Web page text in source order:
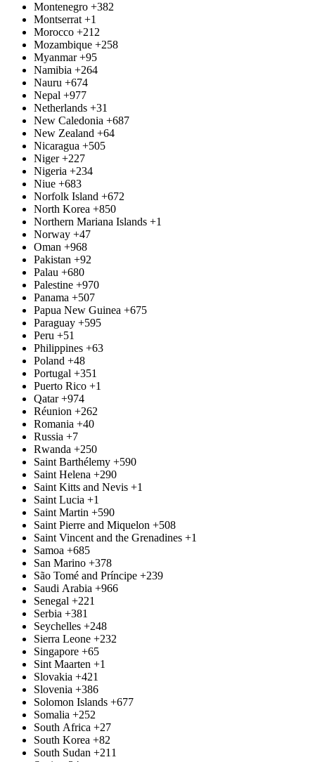
Montenegro +382
Montserrat +1
Morocco +212
Mozambique +258
Myanmar +95
Namibia +264
Nauru +674
Nepal +977
Netherlands +31
New Caledonia +687
New Zealand +64
Nicaragua +505
Niger +227
Nigeria +234
Niue +683
Norfolk Island +672
North Korea +850
Northern Mariana Islands +1
Norway +47
Oman +968
Pakistan +92
Palau +680
Palestine +970
Panama +507
Papua New Guinea +675
Paraguay +595
Peru +51
Philippines +63
Poland +48
Portugal +351
Puerto Rico +1
Qatar +974
Réunion +262
Romania +40
Russia +7
Rwanda +250
Saint Barthélemy +590
Saint Helena +290
Saint Kitts and Nevis +1
Saint Lucia +1
Saint Martin +590
Saint Pierre and Miquelon +508
Saint Vincent and the Grenadines +1
Samoa +685
San Marino +378
São Tomé and Príncipe +239
Saudi Arabia +966
Senegal +221
Serbia +381
Seychelles +248
Sierra Leone +232
Singapore +65
Sint Maarten +1
Slovakia +421
Slovenia +386
Solomon Islands +677
Somalia +252
South Africa +27
South Korea +82
South Sudan +211